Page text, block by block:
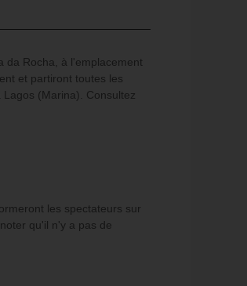
da Rocha, à l'emplacement
et partiront toutes les
(Marina). Consultez
les spectateurs sur
qu'il n'y a pas de